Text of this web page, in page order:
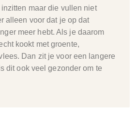
maar die vullen niet
alleen voor dat je op dat
meer hebt. Als je daarom
kookt met groente,
Dan zit je voor een langere
dit ook veel gezonder om te